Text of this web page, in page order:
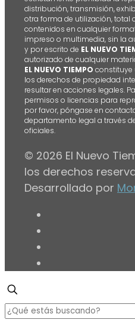
distribución, transmisión,
otra forma de utilización, total
contenidos en cualquier
impreso o multimedia, sin la
y por escrito de EL NUEVO
autorizado de cualquier
EL NUEVO TIEMPO constituye
los derechos de propiedad
resultar en acciones legales.
permisos o licencias para
por favor, póngase en
departamento legal a través
oficiales.
© 2026 El Nuevo
los derechos
Desarrollado por